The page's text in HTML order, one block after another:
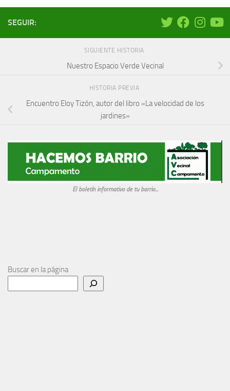
SEGUIR:
SIGUIENTE HISTORIA
Nuestro Espacio Verde Vecinal
HISTORIA PREVIA
Encuentro Eloy Tizón, autor del libro «La velocidad de los
jardines»
El boletín informativo de tu barrio...
Buscar en la página